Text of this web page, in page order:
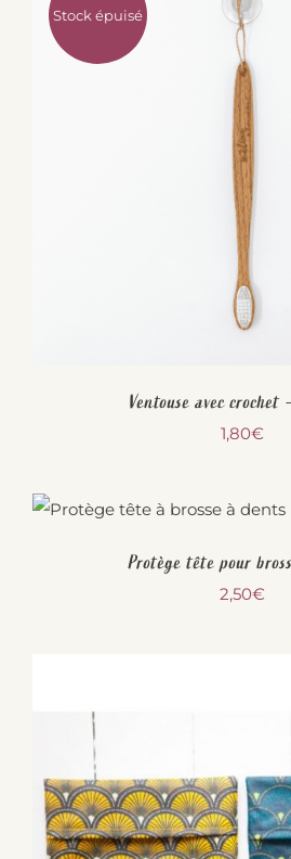
Stock épuisé
Ventouse avec crochet
1,80€
Protège tête pour
2,50€